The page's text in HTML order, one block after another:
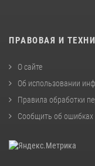
ПРАВОВАЯ И
О сайте
Об использовании
Правила обработки
Сообщить об ошибках